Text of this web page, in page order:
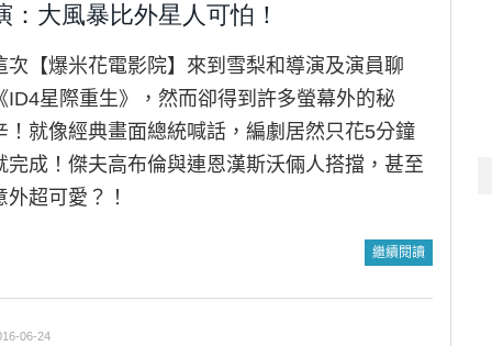
：大風暴比外星人可怕！
次【爆米花電影院】來到雪梨和導演及演員聊
ID4星際重生》，然而卻得到許多螢幕外的秘
！就像經典畫面總統喊話，編劇居然只花5分鐘
完成！傑夫高布倫與連恩漢斯沃倆人搭擋，甚至
外超可愛？！
繼續閱讀
06-24